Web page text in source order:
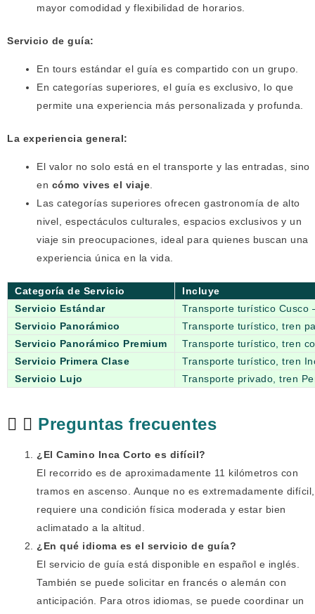
mayor comodidad y flexibilidad de horarios.
Servicio de guía:
En tours estándar el guía es compartido con un grupo.
En categorías superiores, el guía es exclusivo, lo que
permite una experiencia más personalizada y profunda.
La experiencia general:
El valor no solo está en el transporte y las entradas, sino
en cómo vives el viaje
Las categorías superiores ofrecen gastronomía de alto
nivel, espectáculos culturales, espacios exclusivos y un
viaje sin preocupaciones, ideal para quienes buscan una
experiencia única en la vida.
Categoría de Servicio
Incluye
Servicio Estándar
Transporte turístico Cusco
Servicio Panorámico
Transporte turístico, tren
Servicio Panorámico Premium
Transporte turístico, tren
Servicio Primera Clase
Transporte turístico, tren
Servicio Lujo
Transporte privado, tren
Preguntas frecuentes
¿El Camino Inca Corto es difícil?
El recorrido es de aproximadamente 11 kilómetros con
tramos en ascenso. Aunque no es extremadamente difícil,
requiere una condición física moderada y estar bien
aclimatado a la altitud.
¿En qué idioma es el servicio de guía?
El servicio de guía está disponible en español e inglés.
También se puede solicitar en francés o alemán con
anticipación. Para otros idiomas, se puede coordinar un